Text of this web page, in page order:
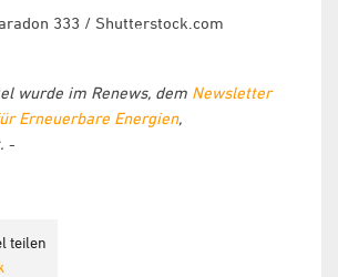
333 / Shutterstock.com
wurde im Renews, dem Newsletter
Erneuerbare Energien,
-
teilen